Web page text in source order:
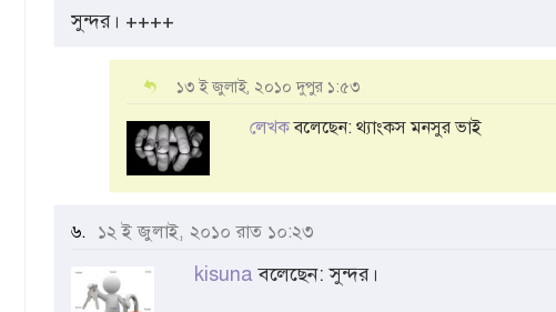
সুন্দর। ++++
১৩ ই জুলাই, ২০১০ দুপুর ১:৫৩
লেখকবলেছেন: থ্যাংকস মনসুর ভাই
৬. ১২ ই জুলাই, ২০১০ রাত ১০:২৩
kisuna বলেছেন: সুন্দর।